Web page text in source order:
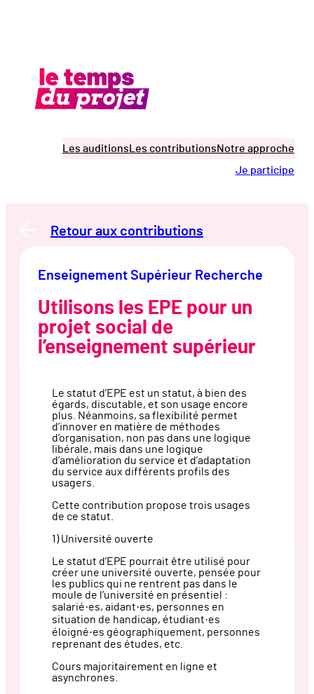
Les auditionsLes contributionsNotre approche
Je participe
Retour aux contributions
Enseignement Supérieur Recherche
Utilisons les EPE pour un
projet social de
l’enseignement supérieur
Le statut d’EPE est un statut, à bien des
égards, discutable, et son usage encore
plus. Néanmoins, sa flexibilité permet
d’innover en matière de méthodes
d’organisation, non pas dans une logique
libérale, mais dans une logique
d’amélioration du service et d’adaptation
du service aux différents profils des
usagers.
Cette contribution propose trois usages
de ce statut.
1) Université ouverte
Le statut d’EPE pourrait être utilisé pour
créer une université ouverte, pensée pour
les publics qui ne rentrent pas dans le
moule de l’université en présentiel :
salarié·es, aidant·es, personnes en
situation de handicap, étudiant·es
éloigné·es géographiquement, personnes
reprenant des études, etc.
Cours majoritairement en ligne et
asynchrones.